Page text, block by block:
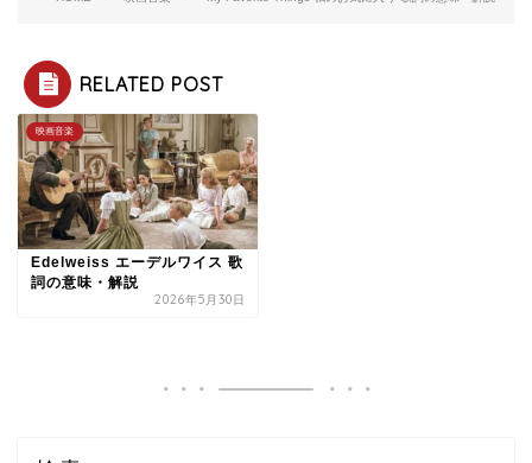
RELATED POST
映画音楽
Edelweiss エーデルワイス 歌
詞の意味・解説
2026年5月30日